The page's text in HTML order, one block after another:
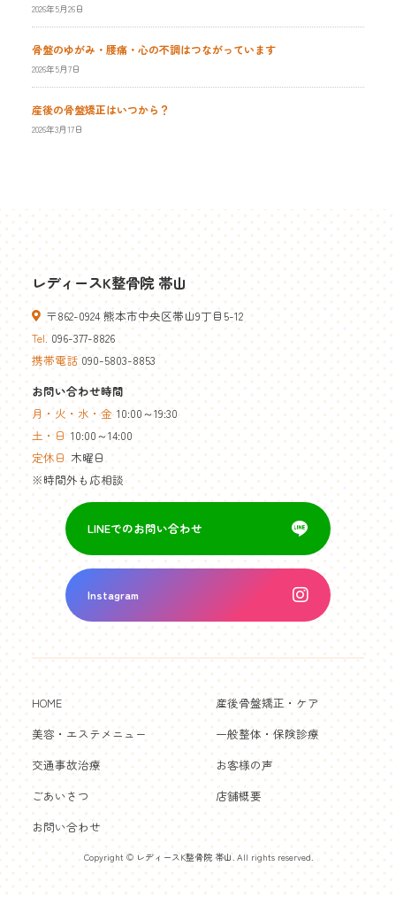
2026年5月26日
骨盤のゆがみ・腰痛・心の不調はつながっています
2026年5月7日
産後の骨盤矯正はいつから？
2026年3月17日
レディースK整骨院 帯山
〒862-0924 熊本市中央区帯山9丁目5-12
Tel. 096-377-8826
携帯電話 090-5803-8853
お問い合わせ時間
月・火・水・金 10:00～19:30
土・日 10:00～14:00
定休日 木曜日
※時間外も応相談
LINEでのお問い合わせ
Instagram
HOME
産後骨盤矯正・ケア
美容・エステメニュー
一般整体・保険診療
交通事故治療
お客様の声
ごあいさつ
店舗概要
お問い合わせ
Copyright © レディースK整骨院 帯山. All rights reserved.